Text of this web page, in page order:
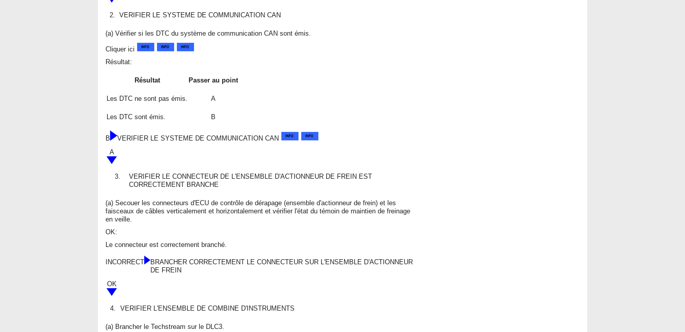
2. VERIFIER LE SYSTEME DE COMMUNICATION CAN
(a) Vérifier si les DTC du système de communication CAN sont émis.
Cliquer ici
Résultat:
Résultat Passer au point
Les DTC ne sont pas émis. A
Les DTC sont émis. B
B
VERIFIER LE SYSTEME DE COMMUNICATION CAN
A
3.
VERIFIER LE CONNECTEUR DE L'ENSEMBLE D'ACTIONNEUR DE FREIN EST
CORRECTEMENT BRANCHE
(a) Secouer les connecteurs d'ECU de contrôle de dérapage (ensemble d'actionneur de frein) et les
faisceaux de câbles verticalement et horizontalement et vérifier l'état du témoin de maintien de freinage
en veille.
OK:
Le connecteur est correctement branché.
INCORRECT
BRANCHER CORRECTEMENT LE CONNECTEUR SUR L'ENSEMBLE D'ACTIONNEUR
DE FREIN
OK
4. VERIFIER L'ENSEMBLE DE COMBINE D'INSTRUMENTS
(a) Brancher le Techstream sur le DLC3.